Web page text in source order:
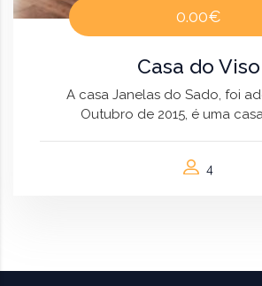
0.00€
Casa do Viso
A casa Janelas do Sado, foi
Outubro de 2015, é uma
4